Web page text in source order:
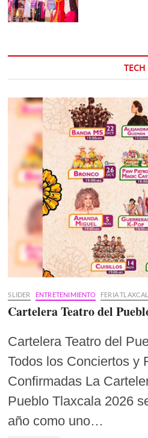
TECH
SLIDER ENTRETENIMIENTO FERIA
Cartelera Teatro del
Cartelera Teatro del
Todos los Conciertos y
Confirmadas La
Pueblo Tlaxcala 2026
año como uno…